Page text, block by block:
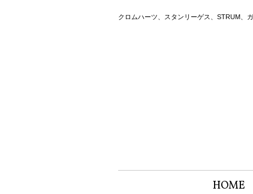
クロムハーツ、スタンリーゲス、STRUM、
HOME